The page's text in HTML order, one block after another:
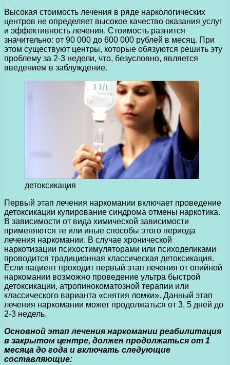
Высокая стоимость лечения в ряде наркологических
центров не определяет высокое качество оказания услуг
и эффективность лечения. Стоимость разнится
значительно: от 90 000 до 600 000 рублей в месяц. При
этом существуют центры, которые обязуются решить эту
проблему за 2-3 недели, что, безусловно, является
введением в заблуждение.
детоксикация
Первый этап лечения наркомании включает проведение
детоксикации купирование синдрома отмены наркотика.
В зависимости от вида химической зависимости
применяются те или иные способы этого периода
лечения наркомании. В случае хронической
наркотизации психостимуляторами или психоделиками
проводится традиционная классическая детоксикация.
Если пациент проходит первый этап лечения от опийной
наркомании возможно проведение ультра быстрой
детоксикации, атропинокоматозной терапии или
классического варианта «снятия ломки». Данный этап
лечения наркомании может продолжаться от 3, 5 дней до
2-3 недель.
Основной этап лечения наркомании реабилитация
в закрытом центре, должен продолжаться от 1
месяца до года и включать следующие
составляющие: